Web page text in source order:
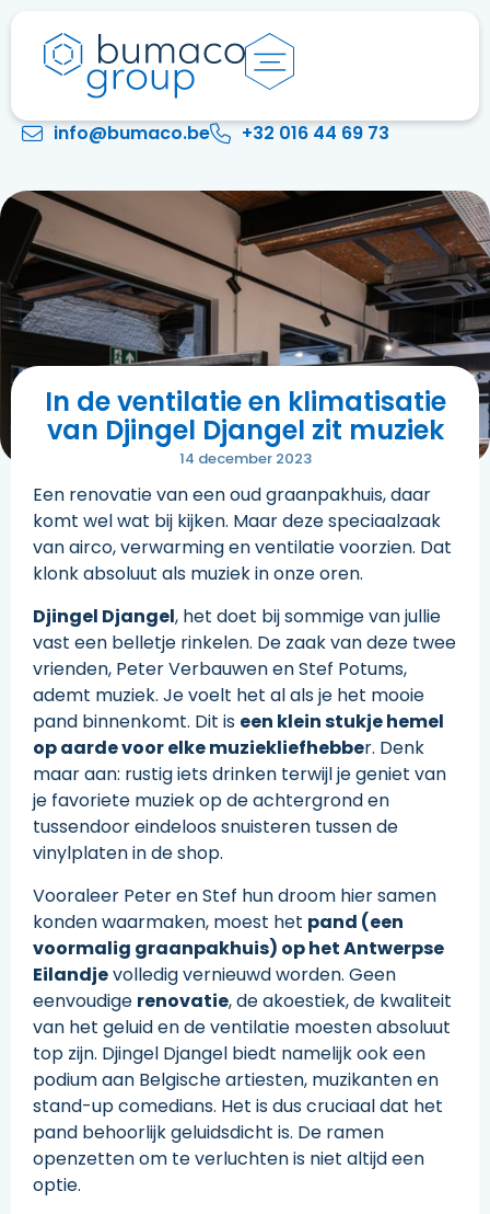
info@bumaco.be +32 016 44 69 73
In de ventilatie en klimatisatie
van Djingel Djangel zit muziek
14 december 2023
Een renovatie van een oud graanpakhuis, daar
komt wel wat bij kijken. Maar deze speciaalzaak
van airco, verwarming en ventilatie voorzien. Dat
klonk absoluut als muziek in onze oren.
Djingel Djangel, het doet bij sommige van jullie
vast een belletje rinkelen. De zaak van deze twee
vrienden, Peter Verbauwen en Stef Potums,
ademt muziek. Je voelt het al als je het mooie
pand binnenkomt. Dit is een klein stukje hemel
op aarde voor elke muziekliefhebber. Denk
maar aan: rustig iets drinken terwijl je geniet van
je favoriete muziek op de achtergrond en
tussendoor eindeloos snuisteren tussen de
vinylplaten in de shop.
Vooraleer Peter en Stef hun droom hier samen
konden waarmaken, moest het pand (een
voormalig graanpakhuis) op het Antwerpse
Eilandjevolledig vernieuwd worden. Geen
eenvoudige renovatie, de akoestiek, de kwaliteit
van het geluid en de ventilatie moesten absoluut
top zijn. Djingel Djangel biedt namelijk ook een
podium aan Belgische artiesten, muzikanten en
stand-up comedians. Het is dus cruciaal dat het
pand behoorlijk geluidsdicht is. De ramen
openzetten om te verluchten is niet altijd een
optie.